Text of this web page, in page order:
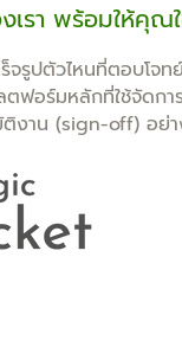
รา พร้อมให้คุณ
รูปตัวไหนที่ตอบโจ
ฟอร์มหลักที่ใช้จัดก
งาน (sign-off) อย่